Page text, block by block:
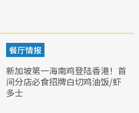
餐厅情报
新加坡第一海南鸡登陆香港！首
间分店必食招牌白切鸡油饭/虾
多士